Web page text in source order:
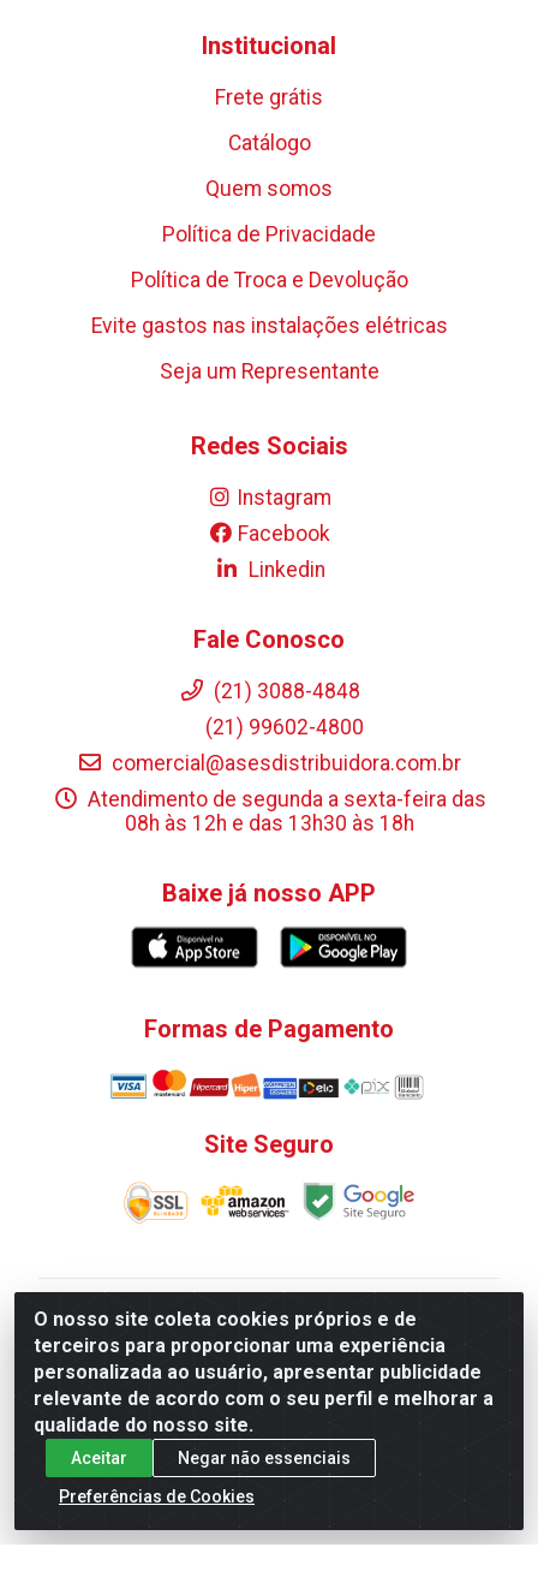
O nosso site coleta cookies próprios e de
terceiros para proporcionar uma experiência
personalizada ao usuário, apresentar publicidade
relevante de acordo com o seu perfil e melhorar a
qualidade do nosso site.
Aceitar
Negar não essenciais
Preferências de Cookies
Institucional
Frete grátis
Catálogo
Quem somos
Política de Privacidade
Política de Troca e Devolução
Evite gastos nas instalações elétricas
Seja um Representante
Redes Sociais
Instagram
Facebook
Linkedin
Fale Conosco
(21) 3088-4848
(21) 99602-4800
comercial@asesdistribuidora.com.br
Atendimento de segunda a sexta-feira das
08h às 12h e das 13h30 às 18h
Baixe já nosso APP
Formas de Pagamento
Site Seguro
V. C. Ferragens LTDA - Rua do Matoso, 132 - Praça da
Bandeira, Rio de Janeiro/ RJ - CEP 20.270-135 - CNPJ
12.324.723/0001-25
Todas as regras de promoções, descontos, preços e
prazos de pagamento e entrega expostos aqui são
válidos apenas para compras via internet. Preços e
estoque sujeito a alterações sem aviso prévio.